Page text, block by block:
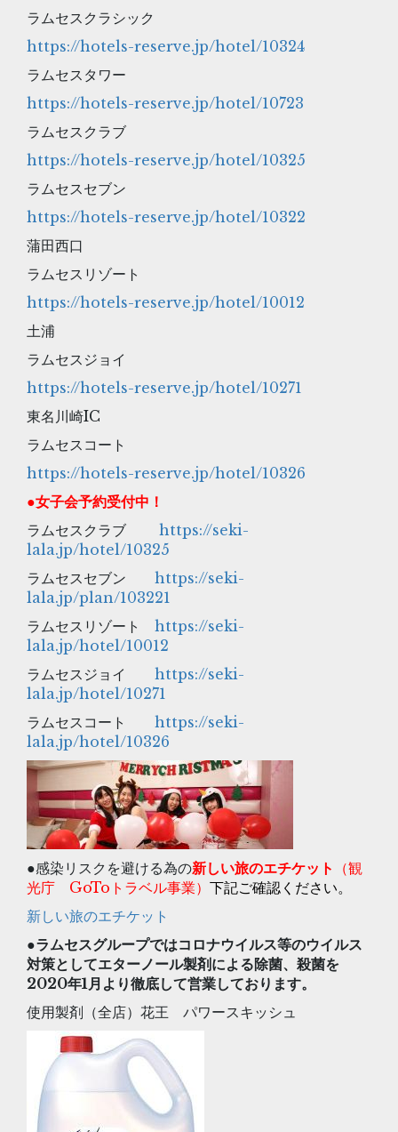
ラムセスクラシック
https://hotels-reserve.jp/hotel/10324
ラムセスタワー
https://hotels-reserve.jp/hotel/10723
ラムセスクラブ
https://hotels-reserve.jp/hotel/10325
ラムセスセブン
https://hotels-reserve.jp/hotel/10322
蒲田西口
ラムセスリゾート
https://hotels-reserve.jp/hotel/10012
土浦
ラムセスジョイ
https://hotels-reserve.jp/hotel/10271
東名川崎IC
ラムセスコート
https://hotels-reserve.jp/hotel/10326
●女子会予約受付中！
ラムセスクラブ https://seki-
lala.jp/hotel/10325
ラムセスセブン https://seki-
lala.jp/plan/103221
ラムセスリゾート https://seki-
lala.jp/hotel/10012
ラムセスジョイ https://seki-
lala.jp/hotel/10271
ラムセスコート https://seki-
lala.jp/hotel/10326
●感染リスクを避ける為の新しい旅のエチケット
（観
光庁 GoToトラベル事業） 下記ご確認ください。
新しい旅のエチケット
●ラムセスグループではコロナウイルス等のウイルス
対策としてエターノール製剤による除菌、殺菌を
2020年1月より徹底して営業しております。
使用製剤（全店）花王 パワースキッシュ